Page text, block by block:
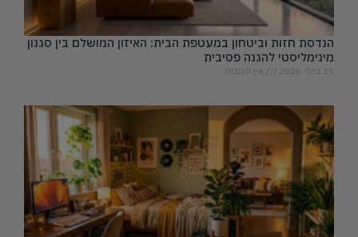
הנדסת חזות וביטחון במעטפת הבית: האיזון המושלם בין סגנון
מינימליסטי להגנה פסיבית
15 ביולי 2026 אין תגובות